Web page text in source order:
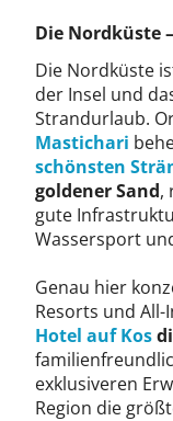
Die Nordküste
Die Nordküste
der Insel und
Strandurlaub.
Mastichari
schönsten
goldener Sand,
gute
Wassersport
Genau hier
Resorts und All-
Hotel auf Kos
exklusiveren
Region die